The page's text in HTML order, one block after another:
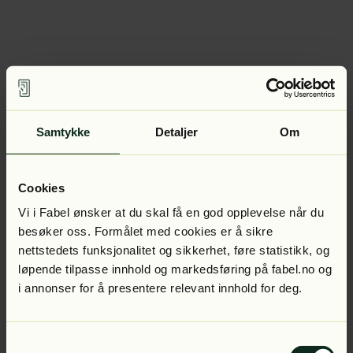
Samtykke Detaljer Om
Cookies
Vi i Fabel ønsker at du skal få en god opplevelse når du
besøker oss. Formålet med cookies er å sikre
nettstedets funksjonalitet og sikkerhet, føre statistikk, og
løpende tilpasse innhold og markedsføring på fabel.no og
i annonser for å presentere relevant innhold for deg.